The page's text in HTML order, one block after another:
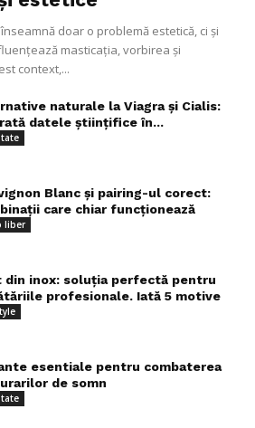
doar o problemă estetică, ci și
masticația, vorbirea și
context,...
naturale la Viagra și Cialis:
datele științifice în...
Blanc și pairing-ul corect:
care chiar funcționează
liber
din inox: soluția perfectă pentru
profesionale. Iată 5 motive
esentiale pentru combaterea
de somn